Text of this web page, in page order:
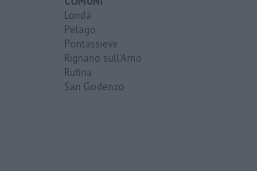
Londa
Pelago
Pontassieve
Rignano sull'Arno
Rufina
San Godenzo